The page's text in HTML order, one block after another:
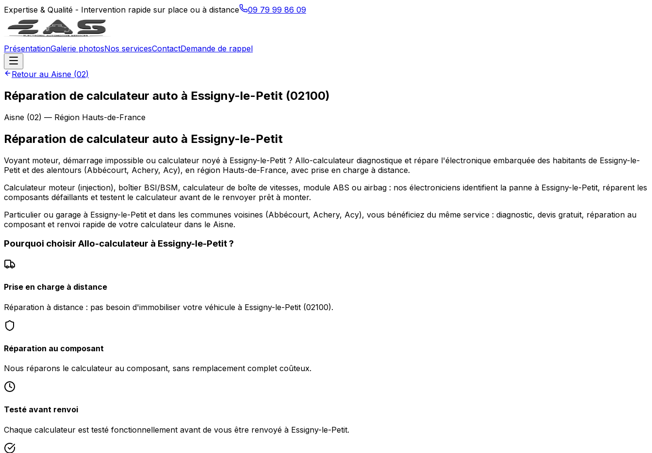
Expertise & Qualité - Intervention rapide sur place ou à distance 09 79 99 86 09
PrésentationGalerie photosNos servicesContactDemande de rappel
Retour au Aisne (02)
Réparation de calculateur auto à Essigny-le-Petit (02100)
Aisne (02) — Région Hauts-de-France
Réparation de calculateur auto à Essigny-le-Petit
Voyant moteur, démarrage impossible ou calculateur noyé à Essigny-le-Petit ? Allo-calculateur diagnostique et répare l'électronique embarquée des habitants de Essigny-le-
Petit et des alentours (Abbécourt, Achery, Acy), en région Hauts-de-France, avec prise en charge à distance.
Calculateur moteur (injection), boîtier BSI/BSM, calculateur de boîte de vitesses, module ABS ou airbag : nos électroniciens identifient la panne à Essigny-le-Petit, réparent les
composants défaillants et testent le calculateur avant de le renvoyer prêt à monter.
Particulier ou garage à Essigny-le-Petit et dans les communes voisines (Abbécourt, Achery, Acy), vous bénéficiez du même service : diagnostic, devis gratuit, réparation au
composant et renvoi rapide de votre calculateur dans le Aisne.
Pourquoi choisir Allo-calculateur à Essigny-le-Petit?
Prise en charge à distance
Réparation à distance : pas besoin d'immobiliser votre véhicule à Essigny-le-Petit (02100).
Réparation au composant
Nous réparons le calculateur au composant, sans remplacement complet coûteux.
Testé avant renvoi
Chaque calculateur est testé fonctionnellement avant de vous être renvoyé à Essigny-le-Petit.